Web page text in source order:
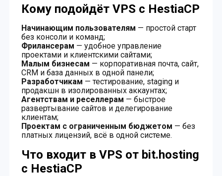
Кому подойдёт VPS с HestiaCP
Начинающим пользователям — простой старт
без консоли и команд;
Фрилансерам — удобное управление
проектами и клиентскими сайтами;
Малым бизнесам — корпоративная почта, сайт,
CRM и база данных в одной панели;
Разработчикам — тестирование, staging и
продакшн в изолированных аккаунтах;
Агентствам и реселлерам — быстрое
развертывание сайтов и делегирование
клиентам;
Проектам с ограниченным бюджетом — без
платных лицензий, всё в одной системе.
Что входит в VPS от bit.hosting
с HestiaCP